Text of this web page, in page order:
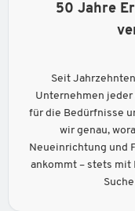
50 Jahre
Seit
Unternehmen
für die Bedürfnisse
wir genau,
Neueinrichtung und
ankommt – stets mit